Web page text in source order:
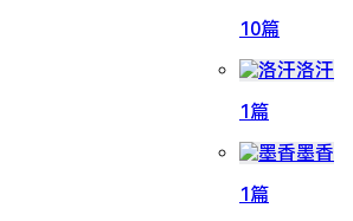
10篇
洛汗
1篇
墨香
1篇